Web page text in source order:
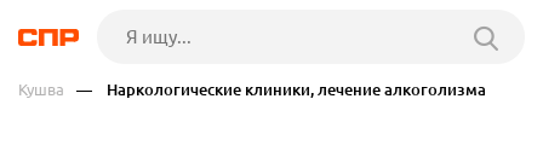
Кушва — Наркологические клиники, лечение алкоголизма